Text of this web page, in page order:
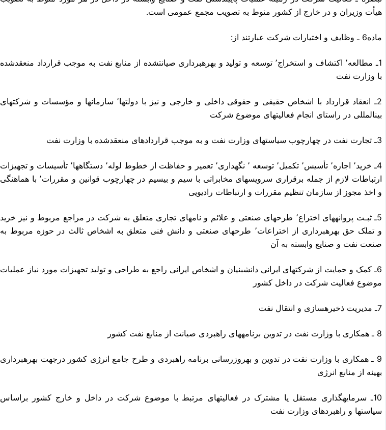
هیأت وزیران و در خارج از کشور منوط به تصویب مجمع عمومی است.
ماده6 ـ وظایف و اختیارات شرکت عبارتند از:
1ـ مطالعه٬ اکتشاف و استخراج٬ توسعه و تولید و بهرهبرداری صیانتشده از منابع نفت به موجب قرارداد منعقدشده
با وزارت نفت
2ـ انعقاد قرارداد با اشخاص حقیقی و حقوقی داخلی و خارجی و نیز با دولتها٬ سازمانها و مؤسسات و شرکتهای
بینالمللی در راستای انجام فعالیتهای موضوع شرکت
3ـ تجارت نفت در چهارچوب سیاستهای وزارت نفت و به موجب قراردادهای منعقدشده با وزارت نفت
4ـ خرید٬ اجاره٬ تأسیس٬ تکمیل٬ توسعه ٬ نگهداری٬ تعمیر و حفاظت از خطوط لوله٬ دستگاهها٬ تأسیسات و تجهیزات
ارتباطات لازم از جمله برقراری سرویسهای مخابراتی با سیم و بیسیم در چهارچوب قوانین و مقررات٬ با هماهنگی
و اخذ مجوز از سازمان تنظیم مقررات و ارتباطات رادیویی
5ـ ثبـت پروانههای اختراع٬ طرحهای صنعتی و علائم و نامهای تجاری متعلق به شرکت در مراجع مربوط و نیز خرید
و تملک حق بهرهبرداری از اختراعات٬ طرحهای صنعتی و دانش فنی متعلق به اشخاص ثالث در حوزه مربوط به
صنعت نفت و صنایع وابسته به آن
6ـ کمک و حمایت از شرکتهای ایرانی دانشبنیان و اشخاص ایرانی راجع به طراحی و تولید تجهیزات مورد نیاز عملیات
موضوع فعالیت شرکت در داخل کشور
7ـ مدیریت ذخیرهسازی و انتقال نفت
8 ـ همکاری با وزارت نفت در تدوین برنامههای راهبردی صیانت از منابع نفت کشور
9 ـ همکاری با وزارت نفت در تدوین و بهروزرسانی برنامه راهبردی و طرح جامع انرژی کشور درجهت بهرهبرداری
بهینه از منابع انرژی
10ـ سرمایهگذاری مستقل یا مشترک در فعالیتهای مرتبط با موضوع شرکت در داخل و خارج کشور براساس
سیاستها و راهبردهای وزارت نفت